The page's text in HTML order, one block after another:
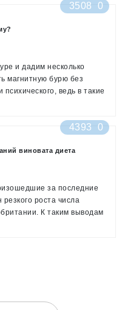
3508 0
и дадим несколько
магнитную бурю без
ведь в такие
4393 0
виновата диета
за последние
роста числа
К таким выводам